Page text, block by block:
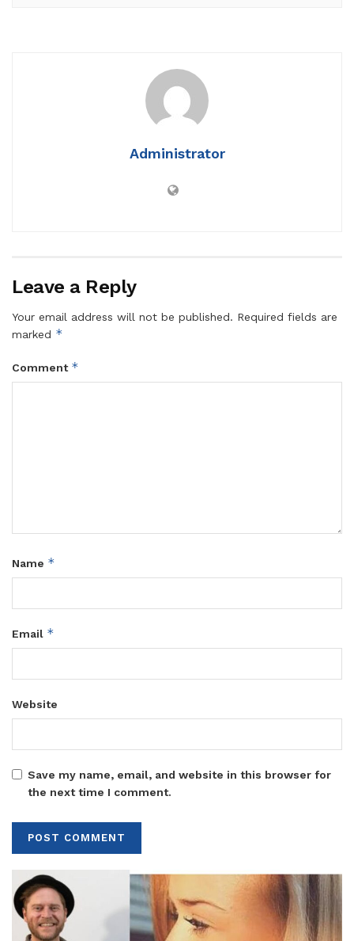
Administrator
Leave a Reply
Your email address will not be published. Required fields are
marked *
Comment *
Name *
Email *
Website
Save my name, email, and website in this browser for
the next time I comment.